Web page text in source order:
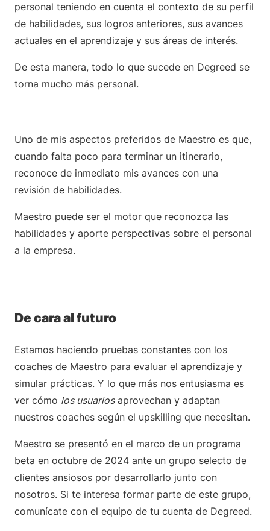
personal teniendo en cuenta el contexto de su perfil
de habilidades, sus logros anteriores, sus avances
actuales en el aprendizaje y sus áreas de interés.
De esta manera, todo lo que sucede en Degreed se
torna mucho más personal.
Uno de mis aspectos preferidos de Maestro es que,
cuando falta poco para terminar un itinerario,
reconoce de inmediato mis avances con una
revisión de habilidades.
Maestro puede ser el motor que reconozca las
habilidades y aporte perspectivas sobre el personal
a la empresa.
De cara al futuro
Estamos haciendo pruebas constantes con los
coaches de Maestro para evaluar el aprendizaje y
simular prácticas. Y lo que más nos entusiasma es
ver cómo los usuariosaprovechan y adaptan
nuestros coaches según el upskilling que necesitan.
Maestro se presentó en el marco de un programa
beta en octubre de 2024 ante un grupo selecto de
clientes ansiosos por desarrollarlo junto con
nosotros. Si te interesa formar parte de este grupo,
comunícate con el equipo de tu cuenta de Degreed.